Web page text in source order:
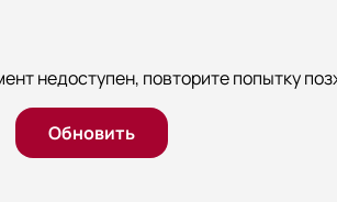
недоступен, повторите попытку
Обновить